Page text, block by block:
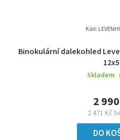
Binokulární dalekohled
Skladem
2 471 Kč
2
DO
Kód: